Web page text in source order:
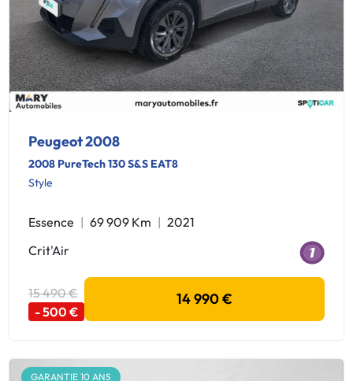
Peugeot 2008
2008 PureTech 130 S&S EAT8
Style
Essence 69 909 Km
2021
Crit'Air
15 490 €
- 500 €
14 990 €
GARANTIE 10 ANS